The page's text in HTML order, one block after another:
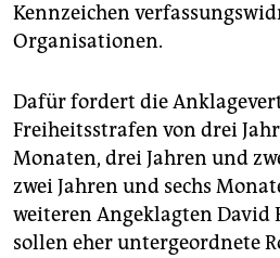
Kennzeichen
Organisationen.
Dafür fordert die
Freiheitsstrafen von drei
Monaten, drei Jahren und
zwei Jahren und sechs
weiteren Angeklagten David
sollen eher untergeordnete